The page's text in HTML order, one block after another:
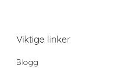
Viktige linker
Blogg